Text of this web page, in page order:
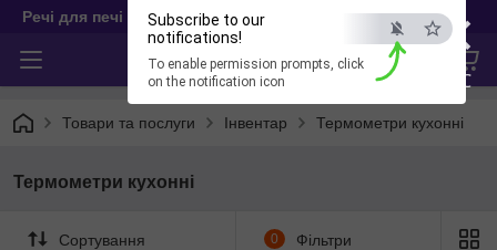
×
ESC
Subscribe to our
notifications!
To enable permission prompts, click
on the notification icon
Речі для печі
Товари та послуги Інвентар Термометри кухонні
Термометри кухонні
Сортування 0 Фільтри